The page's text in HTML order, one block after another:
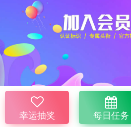
幸运抽奖 每日任务